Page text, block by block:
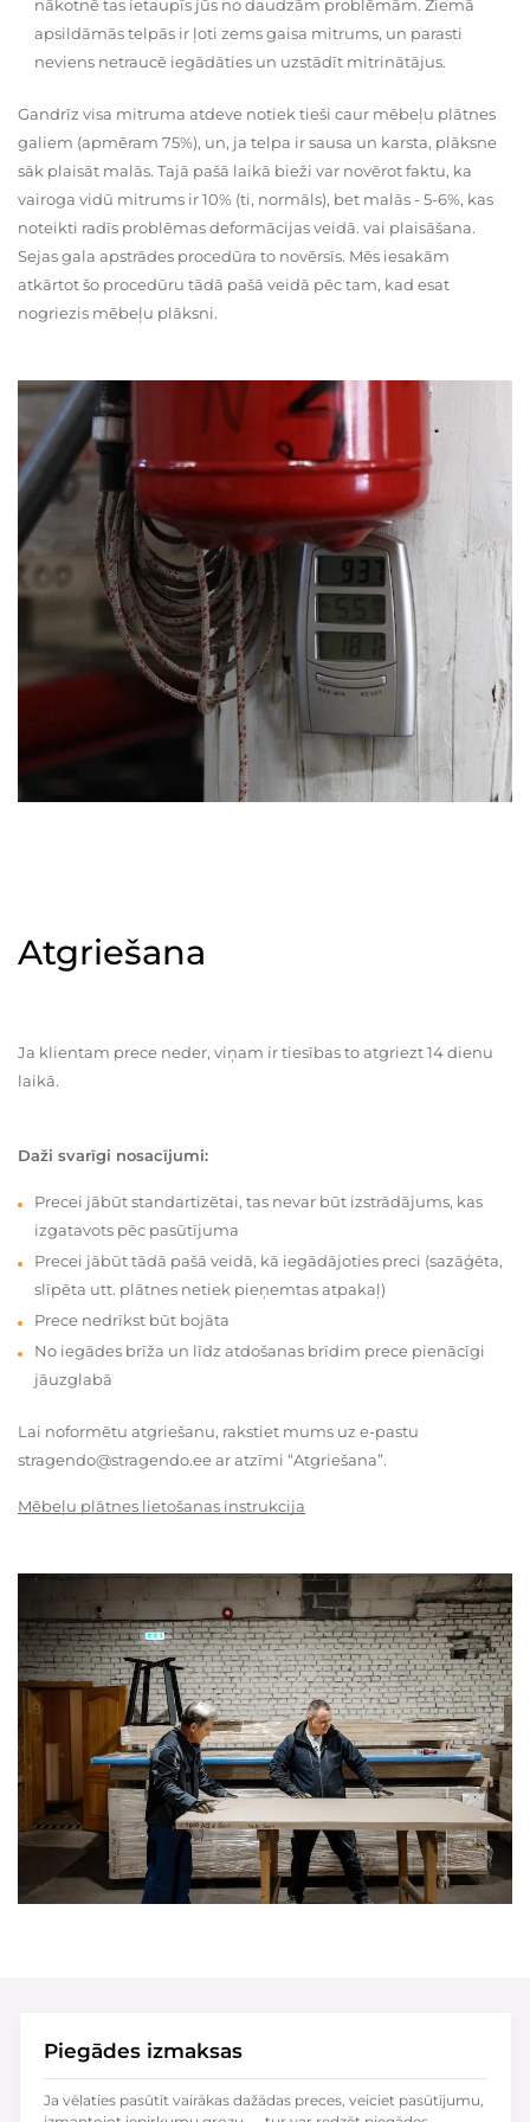
nākotnē tas ietaupīs jūs no daudzām problēmām. Ziemā
apsildāmās telpās ir ļoti zems gaisa mitrums, un parasti
neviens netraucē iegādāties un uzstādīt mitrinātājus.
Gandrīz visa mitruma atdeve notiek tieši caur mēbeļu plātnes
galiem (apmēram 75%), un, ja telpa ir sausa un karsta, plāksne
sāk plaisāt malās. Tajā pašā laikā bieži var novērot faktu, ka
vairoga vidū mitrums ir 10% (ti, normāls), bet malās - 5-6%, kas
noteikti radīs problēmas deformācijas veidā. vai plaisāšana.
Sejas gala apstrādes procedūra to novērsīs. Mēs iesakām
atkārtot šo procedūru tādā pašā veidā pēc tam, kad esat
nogriezis mēbeļu plāksni.
Atgriešana
Ja klientam prece neder, viņam ir tiesības to atgriezt 14 dienu
laikā.
Daži svarīgi nosacījumi:
Precei jābūt standartizētai, tas nevar būt izstrādājums, kas
izgatavots pēc pasūtījuma
Precei jābūt tādā pašā veidā, kā iegādājoties preci (sazāģēta,
slīpēta utt. plātnes netiek pieņemtas atpakaļ)
Prece nedrīkst būt bojāta
No iegādes brīža un līdz atdošanas brīdim prece pienācīgi
jāuzglabā
Lai noformētu atgriešanu, rakstiet mums uz e-pastu
stragendo@stragendo.ee ar atzīmi “Atgriešana”.
Mēbeļu plātnes lietošanas instrukcija
Piegādes izmaksas
Ja vēlaties pasūtīt vairākas dažādas preces, veiciet pasūtījumu,